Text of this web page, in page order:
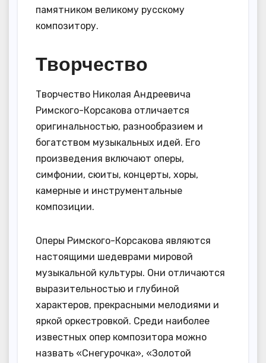
памятником великому русскому
композитору.
Творчество
Творчество Николая Андреевича
Римского-Корсакова отличается
оригинальностью, разнообразием и
богатством музыкальных идей. Его
произведения включают оперы,
симфонии, сюиты, концерты, хоры,
камерные и инструментальные
композиции.
Оперы Римского-Корсакова являются
настоящими шедеврами мировой
музыкальной культуры. Они отличаются
выразительностью и глубиной
характеров, прекрасными мелодиями и
яркой оркестровкой. Среди наиболее
известных опер композитора можно
назвать «Снегурочка», «Золотой